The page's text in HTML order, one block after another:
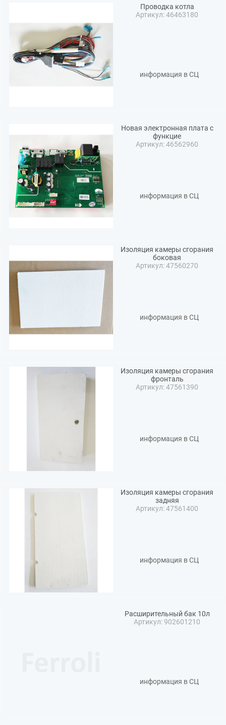
Проводка котла
Артикул: 46463180
информация в СЦ
Новая электронная плата с
функцие
Артикул: 46562960
информация в СЦ
Изоляция камеры сгорания
боковая
Артикул: 47560270
информация в СЦ
Изоляция камеры сгорания
фронталь
Артикул: 47561390
информация в СЦ
Изоляция камеры сгорания
задняя
Артикул: 47561400
информация в СЦ
Расширительный бак 10л
Артикул: 902601210
информация в СЦ